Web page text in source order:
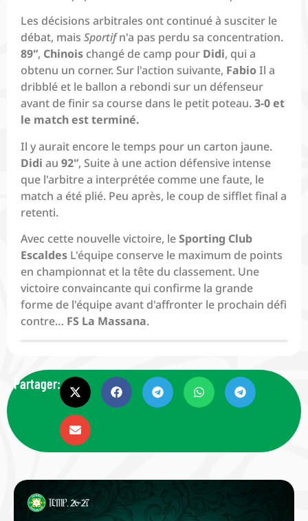
Les décisions arbitrales ont continué à susciter le
débat, mais Sportifn'a pas perdu sa concentration.
89'’, Chinois changé de camp pour Didi, qui a
obtenu un corner. Sur l'action suivante, FabioIl a
dribblé et le ballon a rebondi sur un défenseur
avant de finir sa course dans le petit poteau. 3-0 et
le match est terminé.
Il y aurait encore le temps pour un carton jaune.
Didi au 92'’, Suite à une action défensive intense
que l'arbitre a interprétée comme une faute, le
match a été plié. Peu après, le coup de sifflet final a
retenti.
Avec cette nouvelle victoire, leSporting Club
Escaldes L'équipe conserve le maximum de points
en championnat et la tête du classement. Une
victoire convaincante qui confirme la grande
forme de l'équipe avant d'affronter le prochain défi
contre… FS La Massana.
Partager: